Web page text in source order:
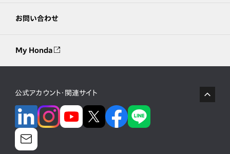
お問い合わせ
My Honda
公式アカウント・関連サイト